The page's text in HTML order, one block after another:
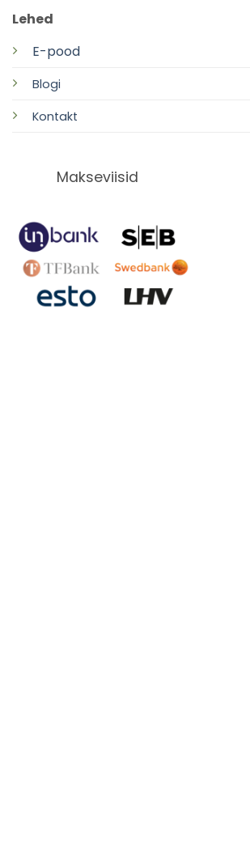
Lehed
E-pood
Blogi
Kontakt
Makseviisid